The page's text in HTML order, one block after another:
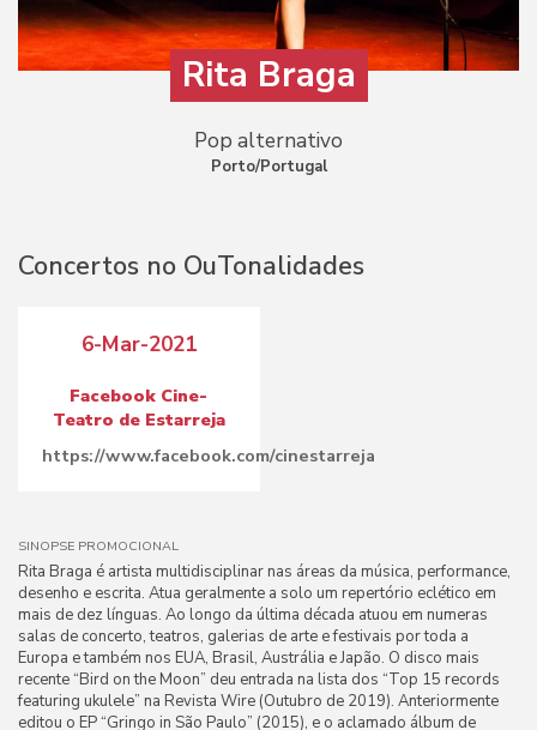
Rita Braga
Pop alternativo
Porto/Portugal
Concertos no OuTonalidades
6-Mar-2021
Facebook Cine-
Teatro de Estarreja
https://www.facebook.com/cinestarreja
SINOPSE PROMOCIONAL
Rita Braga é artista multidisciplinar nas áreas da música, performance,
desenho e escrita. Atua geralmente a solo um repertório eclético em
mais de dez línguas. Ao longo da última década atuou em numeras
salas de concerto, teatros, galerias de arte e festivais por toda a
Europa e também nos EUA, Brasil, Austrália e Japão. O disco mais
recente “Bird on the Moon” deu entrada na lista dos “Top 15 records
featuring ukulele” na Revista Wire (Outubro de 2019). Anteriormente
editou o EP “Gringo in São Paulo” (2015), e o aclamado álbum de